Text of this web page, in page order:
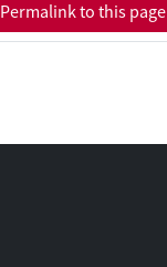
Permalink to this page